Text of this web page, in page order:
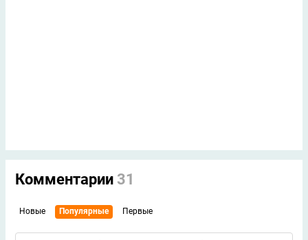
Комментарии 31
Новые Популярные Первые